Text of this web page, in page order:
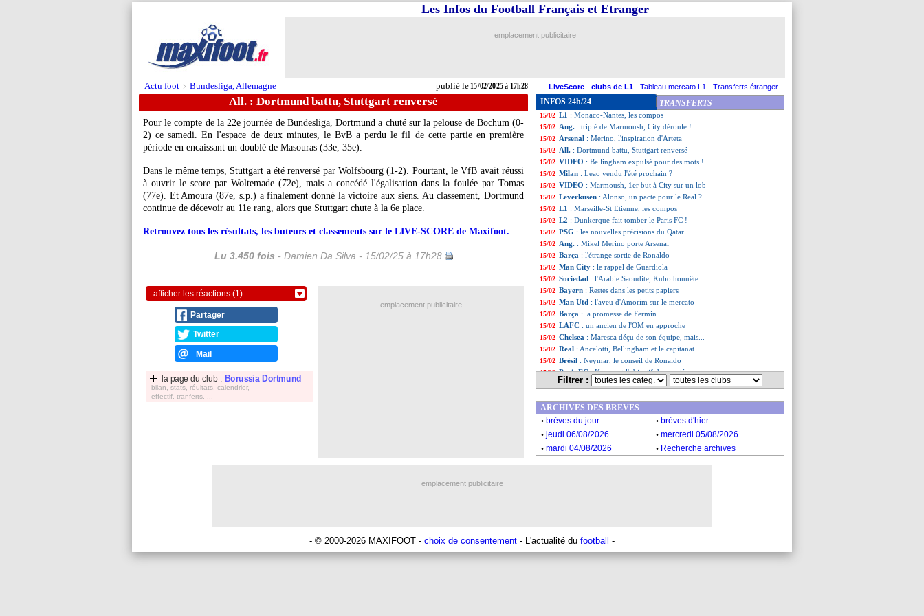
Actu foot > Bundesliga, Allemagne publié le15/02/2025 à 17h28
Les Infos du Football Français et Etranger
emplacement publicitaire
LiveScore - clubs de L1 - Tableau mercato L1 - Transferts étranger
All. : Dortmund battu, Stuttgart renversé
Pour le compte de la 22e journée de Bundesliga, Dortmund a chuté sur la pelouse de Bochum (0-
2) ce samedi. En l'espace de deux minutes, le BvB a perdu le fil de cette partie en première
période en encaissant un doublé de Masouras (33e, 35e).
Dans le même temps, Stuttgart a été renversé par Wolfsbourg (1-2). Pourtant, le VfB avait réussi
à ouvrir le score par Woltemade (72e), mais a concédé l'égalisation dans la foulée par Tomas
(77e). Et Amoura (87e, s.p.) a finalement donné la victoire aux siens. Au classement, Dortmund
continue de décevoir au 11e rang, alors que Stuttgart chute à la 6e place.
Retrouvez tous les résultats, les buteurs et classements sur le LIVE-SCORE de Maxifoot.
Lu 3.450 fois - Damien Da Silva - 15/02/25 à 17h28
afficher les réactions (1)
Partager
Twitter
Mail
la page du club : Borussia Dortmund
bilan, stats, réultats, calendrier,
effectif, tranferts, ...
INFOS 24h/24 TRANSFERTS
15/02 Ita.: Naples frustré par la Lazio
15/02 ASSE
15/02 Lyon: Fonseca convaincu par Almada
15/02 Esp.: le Real frustré à Osasuna
15/02 L1 : Monaco-Nantes, les compos
15/02 Ang. : triplé de Marmoush, City déroule !
15/02 Arsenal : Merino, l'inspiration d'Arteta
15/02 All. : Dortmund battu, Stuttgart renversé
15/02 VIDEO : Bellingham expulsé pour des mots !
15/02 Milan : Leao vendu l'été prochain ?
15/02 VIDEO : Marmoush, 1er but à City sur un lob
15/02 Leverkusen : Alonso, un pacte pour le Real ?
15/02 L1 : Marseille-St Etienne, les compos
15/02 L2 : Dunkerque fait tomber le Paris FC !
15/02 PSG : les nouvelles précisions du Qatar
15/02 Ang. : Mikel Merino porte Arsenal
15/02 Barça : l'étrange sortie de Ronaldo
15/02 Man City : le rappel de Guardiola
15/02 Sociedad : l'Arabie Saoudite, Kubo honnête
15/02 Bayern : Restes dans les petits papiers
15/02 Man Utd : l'aveu d'Amorim sur le mercato
15/02 Barça : la promesse de Fermin
15/02 LAFC : un ancien de l'OM en approche
15/02 Chelsea : Maresca déçu de son équipe, mais...
15/02 Real : Ancelotti, Bellingham et le capitanat
15/02 Brésil : Neymar, le conseil de Ronaldo
15/02 Paris FC: Krasso et l'objectif de montée
Monaco : la direction met la pression
15/02 Brest: but refusé à Balde, Roy irrité
15/02 Boavista: Kurzawa a rejoué
15/02 OM: l'anecdote de Rulli sur De Zerbi
15/02 PSG: Asensio explique son départ
Filtrer :
emplacement publicitaire
ARCHIVES DES BREVES
. brèves du jour . brèves d'hier
. jeudi 06/08/2026 . mercredi 05/08/2026
. mardi 04/08/2026 . Recherche archives
emplacement publicitaire
- © 2000-2026 MAXIFOOT - choix de consentement - L'actualité du football -